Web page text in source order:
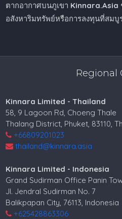
ตากอากาศบนภูเขา Kinnara.Asia
อสังหาริมทรัพย์หรือการลงทุนที่สม
Regional
Kinnara Limited - Thailand
58, 9 Lagoon Rd, Choeng Thale
Thalang District, Phuket, 83110,
+66809201023
thailand@kinnara.asia
Kinnara Limited - Indonesia
Grand Sudirman Office Panin
Jl. Jendral Sudirman No. 7
Balikpapan City, 76113, Indonesia
+625428863306